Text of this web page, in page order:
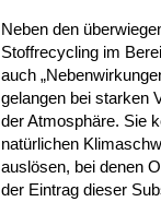
Neben den
Stoffrecycling im
auch
gelangen bei starken
der Atmosphäre. Sie
natürlichen
auslösen, bei denen
der Eintrag dieser